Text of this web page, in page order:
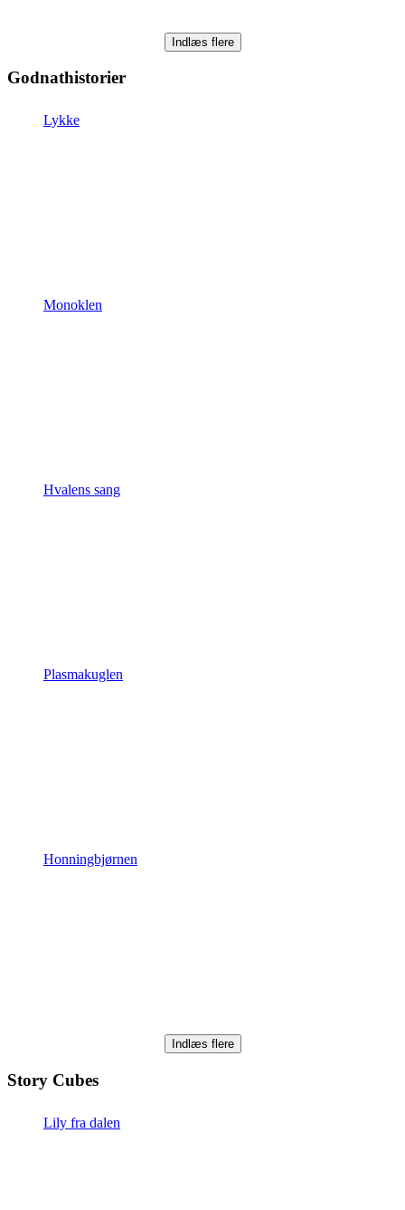
Indlæs flere
Godnathistorier
Lykke
Monoklen
Hvalens sang
Plasmakuglen
Honningbjørnen
Indlæs flere
Story Cubes
Lily fra dalen